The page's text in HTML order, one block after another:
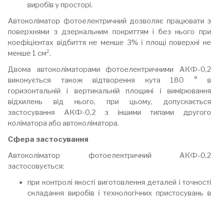
виробів у просторі.
Автоколіматор фотоелектричний дозволяє працювати з
поверхнями з дзеркальним покриттям і без нього при
коефіцієнтах відбиття не менше 3% і площі поверхні не
менше 1 см².
Двома автоколіматорами фотоелектричними АКФ-0,2
виконується також відтворення кута 180 ° в
горизонтальній і вертикальній площині і вимірювання
відхилень від нього, при цьому, допускається
застосування АКФ-0,2 з іншими типами другого
коліматора або автоколіматора.
Сфера застосування
Автоколіматор фотоелектричний АКФ-0,2
застосовується:
при контролі якості виготовлення деталей і точності
складання виробів і технологічних пристосувань в